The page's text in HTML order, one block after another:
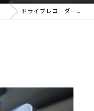
ドライブレコーダーの種類